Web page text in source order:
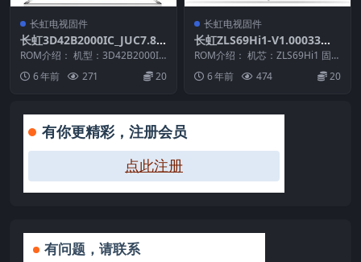
长虹电视固件
长虹3D42B2000IC_JUC7.82
0.00064487_LM38IS-B_U盘
整机原厂刷机固件下载
ROM介绍： 机型：3D42B2000IC
6 年前 271 20
长虹电视固件
长虹ZLS69Hi1-V1.00033版
本USB整机软件刷机固件下载
ROM介绍： 机芯：ZLS69Hi1 固件
版本：V1.00033 适用机型：请
以...6 年前 474 20
有你更精彩，注册会员
点此注册
有问题，请联系